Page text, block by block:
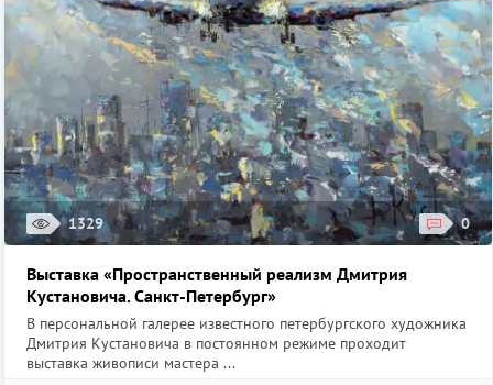
1329 0
Выставка «Пространственный реализм Дмитрия
Кустановича. Санкт-Петербург»
В персональной галерее известного петербургского художника
Дмитрия Кустановича в постоянном режиме проходит
выставка живописи мастера ...